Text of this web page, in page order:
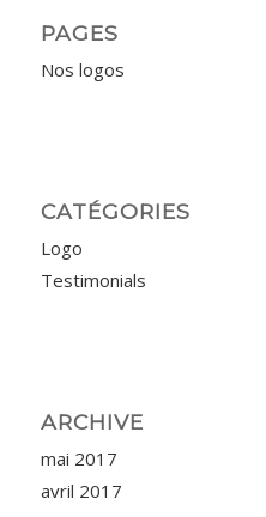
PAGES
Nos logos
CATÉGORIES
Logo
Testimonials
ARCHIVE
mai 2017
avril 2017